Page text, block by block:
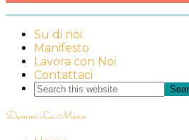
Su di noi
Manifesto
Lavora con Noi
Contattaci
Dammi La Mano